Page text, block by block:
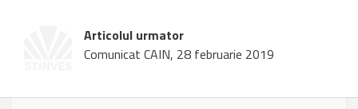
Articolul urmator
Comunicat CAIN, 28 februarie 2019